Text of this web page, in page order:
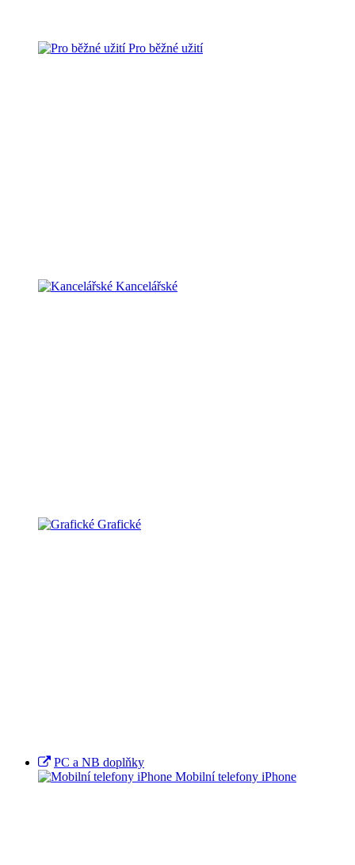
Pro běžné užití
Kancelářské
Grafické
PC a NB doplňky
Mobilní telefony iPhone